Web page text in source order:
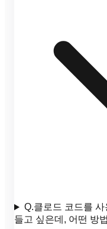
Q.클로드 코드를
들고 싶은데, 어떤 방